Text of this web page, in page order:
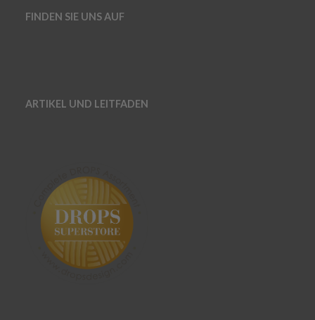
FINDEN SIE UNS AUF
ARTIKEL UND LEITFADEN